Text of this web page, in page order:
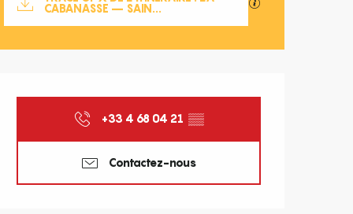
CABANASSE – SAIN...
Ouverture et coordonnées
+33 4 68 04 21 ▒▒
Contactez-nous